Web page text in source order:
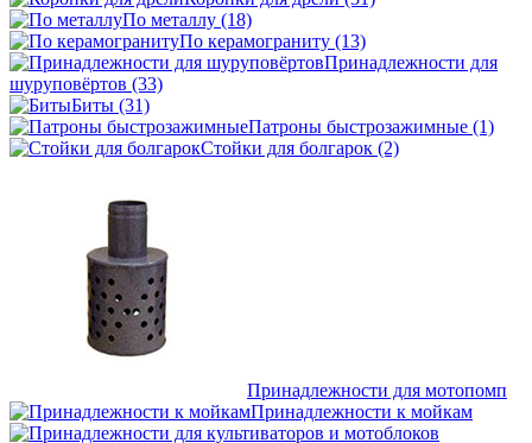
По металлу (18)
По керамограниту (13)
Принадлежности для
шуруповёртов (33)
Биты (31)
Патроны быстрозажимные (1)
Стойки для болгарок (2)
Принадлежности для мотопомп
Принадлежности к мойкам